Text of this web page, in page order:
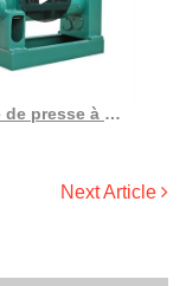
Machine de presse à huile de vente directe d’usine à utiliser au Togo
Next Article